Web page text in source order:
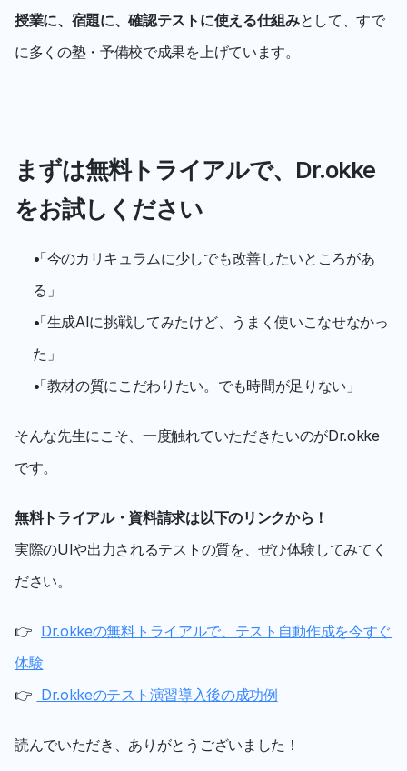
授業に、宿題に、確認テストに使える仕組みとして、すで
に多くの塾・予備校で成果を上げています。
まずは無料トライアルで、Dr.okke
をお試しください
「今のカリキュラムに少しでも改善したいところがあ
る」
「生成AIに挑戦してみたけど、うまく使いこなせなかっ
た」
「教材の質にこだわりたい。でも時間が足りない」
そんな先生にこそ、一度触れていただきたいのがDr.okke
です。
無料トライアル・資料請求は以下のリンクから！
実際のUIや出力されるテストの質を、ぜひ体験してみてく
ださい。
👉 Dr.okkeの無料トライアルで、テスト自動作成を今すぐ
体験
👉 Dr.okkeのテスト演習導入後の成功例
読んでいただき、ありがとうございました！